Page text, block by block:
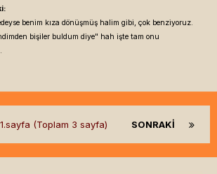
benim kıza dönüşmüş halim gibi, çok benziyoruz.
bişiler buldum diye" hah işte tam onu
SONRAKI
1.sayfa (Toplam 3 sayfa)